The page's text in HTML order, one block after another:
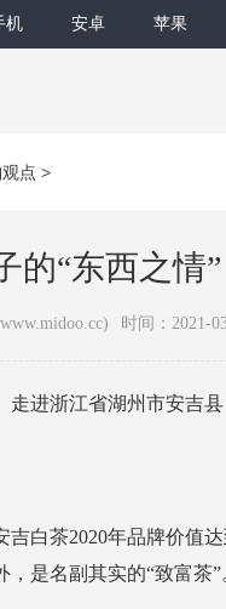
机 安卓 苹果
观点 >
的“东西之情
时间：2021-
进浙江省湖州市安吉县
茶2020年品牌价值达
是名副其实的“致富茶